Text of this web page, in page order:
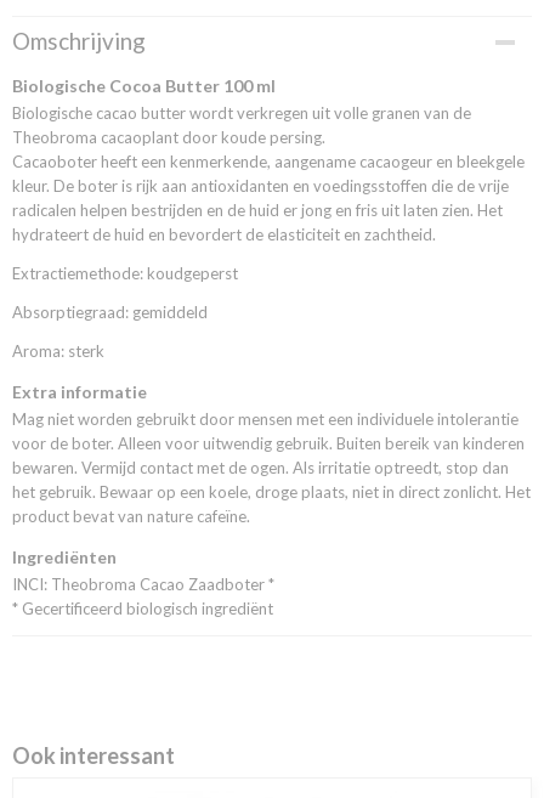
Productcode
010150001
EAN code
3800219792553
Omschrijving
Biologische Cocoa Butter 100 ml
Biologische cacao butter wordt verkregen uit volle granen van de
Theobroma cacaoplant door koude persing.
Cacaoboter heeft een kenmerkende, aangename cacaogeur en bleekgele
kleur. De boter is rijk aan antioxidanten en voedingsstoffen die de vrije
radicalen helpen bestrijden en de huid er jong en fris uit laten zien. Het
hydrateert de huid en bevordert de elasticiteit en zachtheid.
Extractiemethode: koudgeperst
Absorptiegraad: gemiddeld
Aroma: sterk
Extra informatie
Mag niet worden gebruikt door mensen met een individuele intolerantie
voor de boter. Alleen voor uitwendig gebruik. Buiten bereik van kinderen
bewaren. Vermijd contact met de ogen. Als irritatie optreedt, stop dan
het gebruik. Bewaar op een koele, droge plaats, niet in direct zonlicht. Het
product bevat van nature cafeïne.
Ingrediënten
INCI: Theobroma Cacao Zaadboter *
* Gecertificeerd biologisch ingrediënt
Ook interessant